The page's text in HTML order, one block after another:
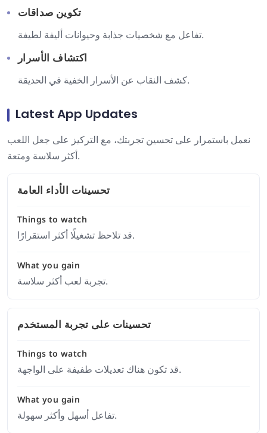
تكوين صداقات
تفاعل مع شخصيات جذابة وحيوانات أليفة لطيفة.
اكتشاف الأسرار
كشف النقاب عن الأسرار الخفية في الحديقة.
Latest App Updates
نعمل باستمرار على تحسين تجربتك، مع التركيز على جعل اللعب
أكثر سلاسة ومتعة.
تحسينات الأداء العامة
Things to watch
قد تلاحظ تشغيلًا أكثر استقرارًا.
What you gain
تجربة لعب أكثر سلاسة.
تحسينات على تجربة المستخدم
Things to watch
قد تكون هناك تعديلات طفيفة على الواجهة.
What you gain
تفاعل أسهل وأكثر سهولة.